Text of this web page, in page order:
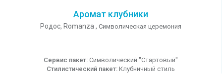
Аромат клубники
Родос, Romanza , Символическая церемония
Сервис пакет: Символический "Стартовый"
Стилистический пакет: Клубничный стиль